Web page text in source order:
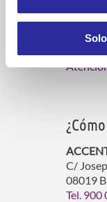
C/
08019
Tel. 900